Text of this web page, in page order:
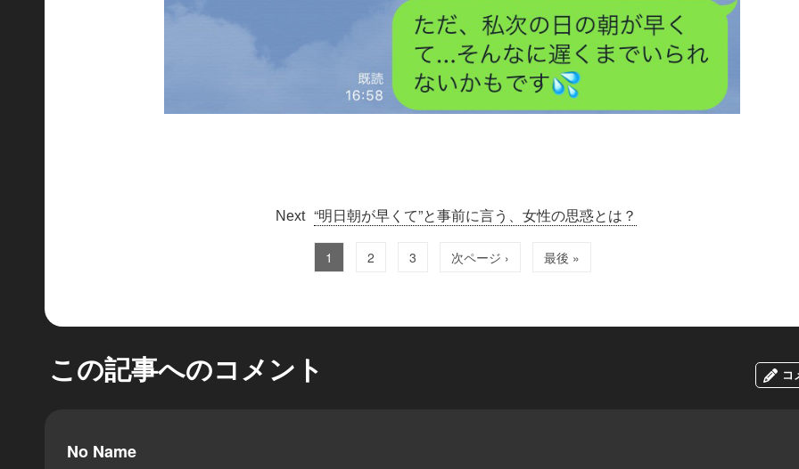
“明日朝が早くて”と事前に言う、女性の思惑とは？
1 2 3 次ページ › 最後 »
この記事へのコメント コ
No Name